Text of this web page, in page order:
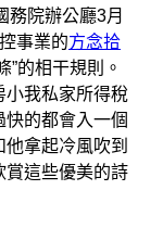
務院辦公廳3月
事業的方念拾
”的相干規則。
小我私家所得稅
的都會入一個
拿起冷風吹到
賞這些優美的詩